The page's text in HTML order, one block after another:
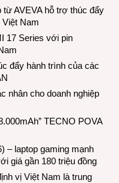
từ AVEVA hỗ trợ thúc đẩy
Việt Nam
17 Series với pin
đẩy hành trình của các
nhân cho doanh nghiệp
TECNO POVA
– laptop gaming mạnh
giá gần 180 triệu đồng
vị Việt Nam là trung